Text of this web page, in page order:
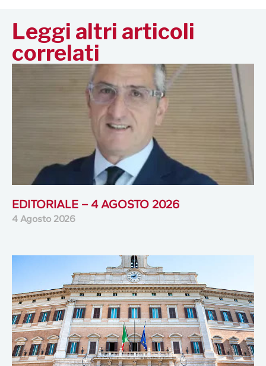
Leggi altri articoli
correlati
EDITORIALE – 4 AGOSTO 2026
4 Agosto 2026